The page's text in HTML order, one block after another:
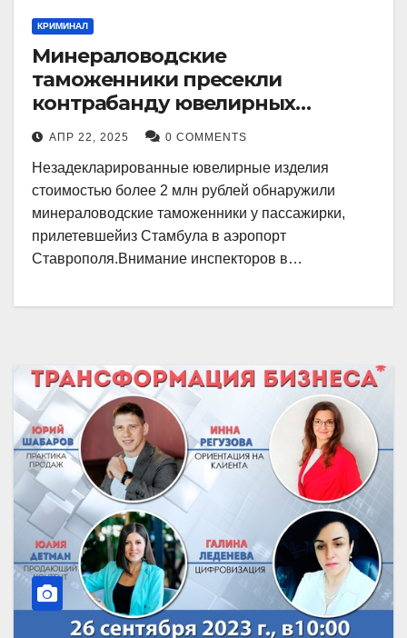
КРИМИНАЛ
Минераловодские
таможенники пресекли
контрабанду ювелирных
изделий на 2 млн рублей
АПР 22, 2025 0 COMMENTS
Незадекларированные ювелирные изделия
стоимостью более 2 млн рублей обнаружили
минераловодские таможенники у пассажирки,
прилетевшейиз Стамбула в аэропорт
Ставрополя.Внимание инспекторов в…